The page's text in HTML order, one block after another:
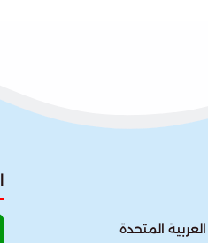
العربية المتحدة​